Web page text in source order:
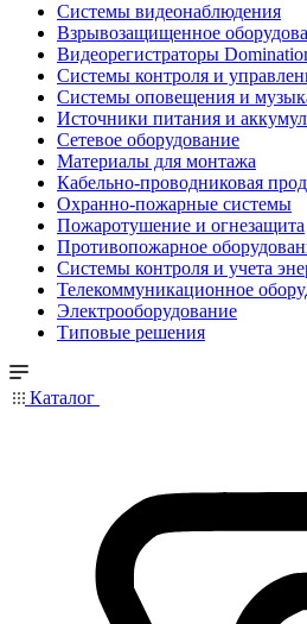
Системы видеонаблюдения
Взрывозащищенное
Видеорегистраторы
Системы контроля и
Системы оповещения и
Источники питания и
Сетевое оборудование
Материалы для монтажа
Кабельно-проводниковая
Охранно-пожарные системы
Пожаротушение и огнезащита
Противопожарное
Системы контроля и учета
Телекоммуникационное
Электрооборудование
Типовые решения
Каталог